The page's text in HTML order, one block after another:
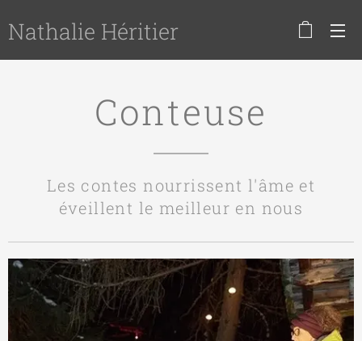
Nathalie Héritier
Conteuse
Les contes nourrissent l'âme et
éveillent le meilleur en nous